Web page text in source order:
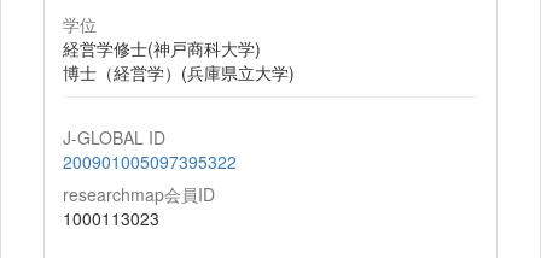
学位
経営学修士(神戸商科大学)
博士（経営学）(兵庫県立大学)
J-GLOBAL ID
200901005097395322
researchmap会員ID
1000113023